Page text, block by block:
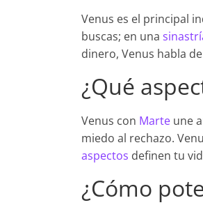
Venus es el principal
buscas; en una
dinero, Venus habla
¿Qué
Venus con Marte une
miedo al rechazo.
aspectos definen tu
¿Cómo